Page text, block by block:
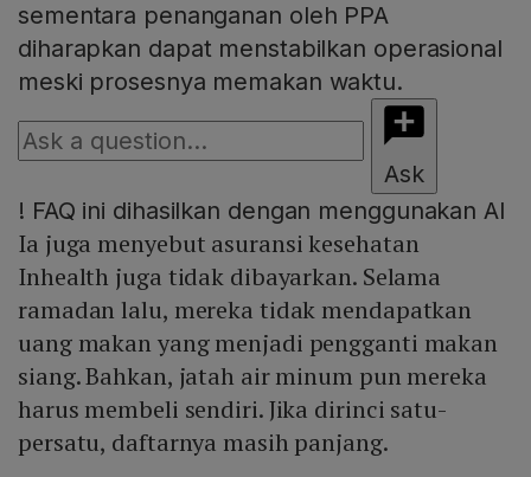
sementara penanganan oleh PPA
diharapkan dapat menstabilkan operasional
meski prosesnya memakan waktu.
Ask
! FAQ ini dihasilkan dengan menggunakan AI
Ia juga menyebut asuransi kesehatan
Inhealth juga tidak dibayarkan. Selama
ramadan lalu, mereka tidak mendapatkan
uang makan yang menjadi pengganti makan
siang. Bahkan, jatah air minum pun mereka
harus membeli sendiri. Jika dirinci satu-
persatu, daftarnya masih panjang.